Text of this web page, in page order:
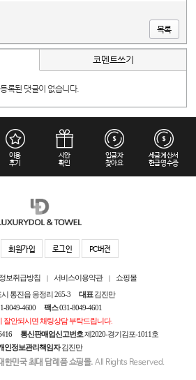
목록
코멘트쓰기
등록된 댓글이 없습니다.
이용
후기
시안
확인
입금자
찾아요
세금계산서
현금영수증
회원가입 로그인 PC버전
보취급방침 | 서비스이용약관 |
쇼핑몰
통진읍 옹정리 265-3
대표김진만
8049-4600 팩스031-8049-4601
잘안되시면 채팅상담 부탁드립니다.
통신판매업신고번호제2020-경기김포-1011호
인정보관리책임자김진만
한민국 최대 답례품 쇼핑몰. All Rights Reserved.